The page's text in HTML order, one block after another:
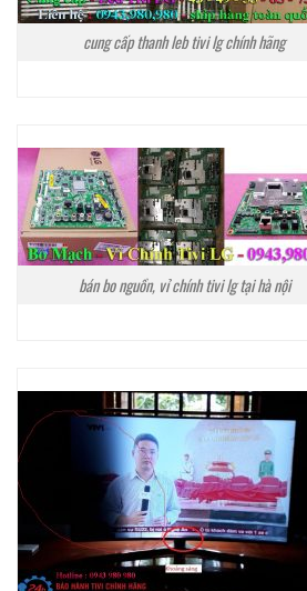
cung cấp thanh leb tivi lg chính hãng
bán bo nguồn, vỉ chính tivi lg tại hà nội